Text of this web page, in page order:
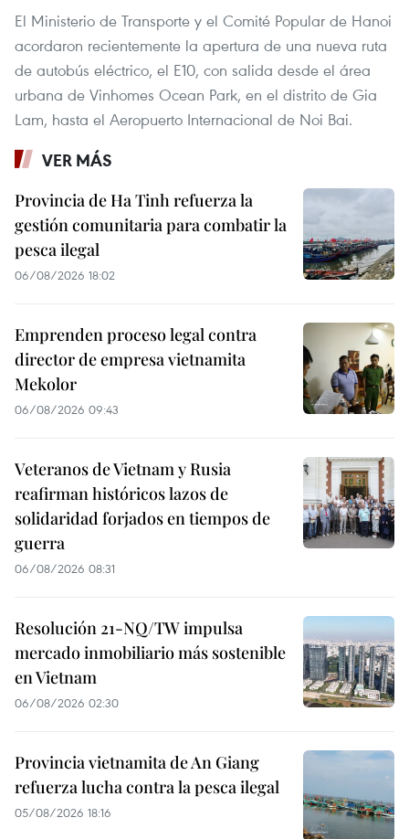
El Ministerio de Transporte y el Comité Popular de Hanoi
acordaron recientemente la apertura de una nueva ruta
de autobús eléctrico, el E10, con salida desde el área
urbana de Vinhomes Ocean Park, en el distrito de Gia
Lam, hasta el Aeropuerto Internacional de Noi Bai.
VER MÁS
Provincia de Ha Tinh refuerza la
gestión comunitaria para combatir la
pesca ilegal
06/08/2026 18:02
Emprenden proceso legal contra
director de empresa vietnamita
Mekolor
06/08/2026 09:43
Veteranos de Vietnam y Rusia
reafirman históricos lazos de
solidaridad forjados en tiempos de
guerra
06/08/2026 08:31
Resolución 21-NQ/TW impulsa
mercado inmobiliario más sostenible
en Vietnam
06/08/2026 02:30
Provincia vietnamita de An Giang
refuerza lucha contra la pesca ilegal
05/08/2026 18:16